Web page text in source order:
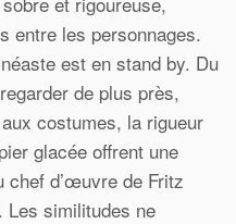
entre les personnages.
est en stand by. Du
de plus près,
costumes, la rigueur
glacée offrent une
chef d’œuvre de Fritz
. Les similitudes ne